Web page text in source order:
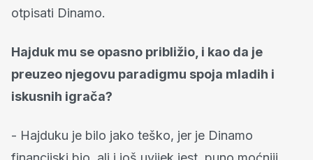
otpisati Dinamo.
Hajduk mu se opasno približio, i kao da je
preuzeo njegovu paradigmu spoja mladih i
iskusnih igrača?
- Hajduku je bilo jako teško, jer je Dinamo